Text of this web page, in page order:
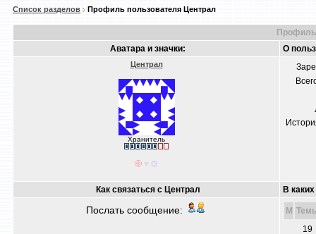
Список разделов Профиль пользователя Централ
Профиль
Аватара и значки:
О
Централ
Хранитель
Как связаться с Централ В
Послать сообщение: M
19